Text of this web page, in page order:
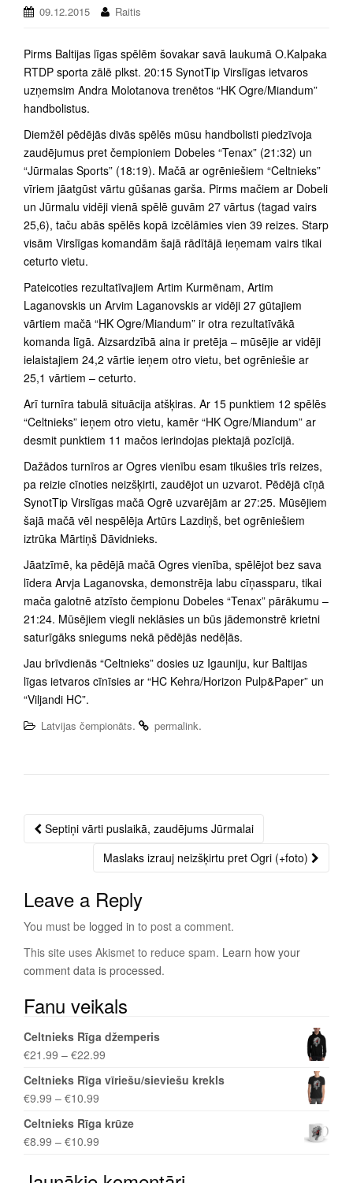
09.12.2015 Raitis
Pirms Baltijas līgas spēlēm šovakar savā laukumā O.Kalpaka
RTDP sporta zālē plkst. 20:15 SynotTip Virslīgas ietvaros
uzņemsim Andra Molotanova trenētos “HK Ogre/Miandum”
handbolistus.
Diemžēl pēdējās divās spēlēs mūsu handbolisti piedzīvoja
zaudējumus pret čempioniem Dobeles “Tenax” (21:32) un
“Jūrmalas Sports” (18:19). Mačā ar ogrēniešiem “Celtnieks”
vīriem jāatgūst vārtu gūšanas garša. Pirms mačiem ar Dobeli
un Jūrmalu vidēji vienā spēlē guvām 27 vārtus (tagad vairs
25,6), taču abās spēlēs kopā izcēlāmies vien 39 reizes. Starp
visām Virslīgas komandām šajā rādītājā ieņemam vairs tikai
ceturto vietu.
Pateicoties rezultatīvajiem Artim Kurmēnam, Artim
Laganovskis un Arvim Laganovskis ar vidēji 27 gūtajiem
vārtiem mačā “HK Ogre/Miandum” ir otra rezultatīvākā
komanda līgā. Aizsardzībā aina ir pretēja – mūsējie ar vidēji
ielaistajiem 24,2 vārtie ieņem otro vietu, bet ogrēniešie ar
25,1 vārtiem – ceturto.
Arī turnīra tabulā situācija atšķiras. Ar 15 punktiem 12 spēlēs
“Celtnieks” ieņem otro vietu, kamēr “HK Ogre/Miandum” ar
desmit punktiem 11 mačos ierindojas piektajā pozīcijā.
Dažādos turnīros ar Ogres vienību esam tikušies trīs reizes,
pa reizie cīnoties neizšķirti, zaudējot un uzvarot. Pēdējā cīņā
SynotTip Virslīgas mačā Ogrē uzvarējām ar 27:25. Mūsējiem
šajā mačā vēl nespēlēja Artūrs Lazdiņš, bet ogrēniešiem
iztrūka Mārtiņš Dāvidnieks.
Jāatzīmē, ka pēdējā mačā Ogres vienība, spēlējot bez sava
līdera Arvja Laganovska, demonstrēja labu cīņassparu, tikai
mača galotnē atzīsto čempionu Dobeles “Tenax” pārākumu –
21:24. Mūsējiem viegli neklāsies un būs jādemonstrē krietni
saturīgāks sniegums nekā pēdējās nedēļās.
Jau brīvdienās “Celtnieks” dosies uz Igauniju, kur Baltijas
līgas ietvaros cīnīsies ar “HC Kehra/Horizon Pulp&Paper” un
“Viljandi HC”.
Latvijas čempionāts. permalink.
Post
navigation
Septiņi vārti puslaikā, zaudējums Jūrmalai
Maslaks izrauj neizšķirtu pret Ogri (+foto)
Leave a Reply
You must be logged in to post a comment.
This site uses Akismet to reduce spam. Learn how your
comment data is processed.
Fanu veikals
Celtnieks Rīga džemperis
€21.99 – €22.99
Celtnieks Rīga vīriešu/sieviešu krekls
€9.99 – €10.99
Celtnieks Rīga krūze
€8.99 – €10.99